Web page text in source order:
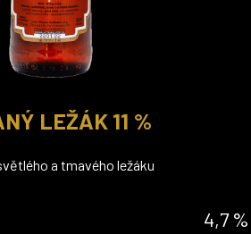
LEŽÁK 11 %
a tmavého ležáku
4,7 %